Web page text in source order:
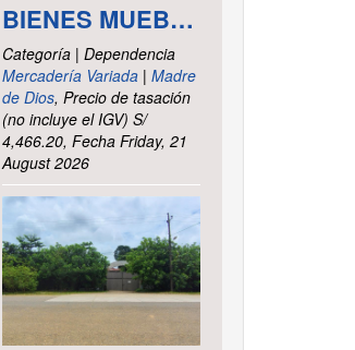
BIENES MUEBLES VARIOS - INTENDENCIA DE TRIBUTOS INTERNOS MADRE DE DIOS
Categoría | Dependencia
Mercadería Variada| Madre
de Dios, Precio de tasación
(no incluye el IGV) S/
4,466.20, Fecha Friday, 21
August 2026